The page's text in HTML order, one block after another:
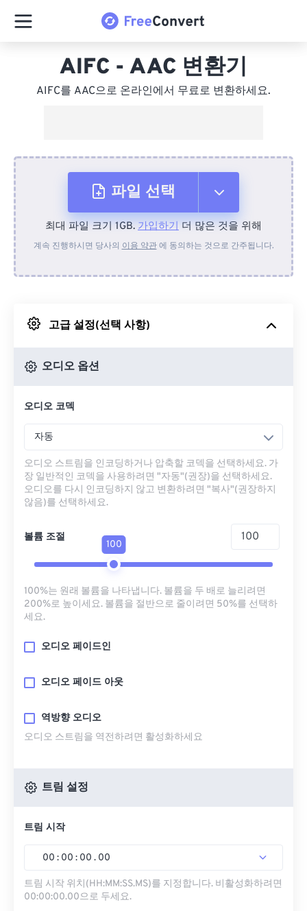
AIFC - AAC 변환기
AIFC를 AAC으로 온라인에서 무료로 변환하세요.
파일 선택
장치에서
Google 드라이브에서
최대 파일 크기 1GB. 가입하기 더 많은 것을 위해
계속 진행하시면 당사의 이용 약관에 동의하는 것으로 간주됩니다.
고급 설정(선택 사항)
오디오 옵션
오디오 코덱
자동
오디오 스트림을 인코딩하거나 압축할 코덱을 선택하세요. 가
장 일반적인 코덱을 사용하려면 "자동"(권장)을 선택하세요.
오디오를 다시 인코딩하지 않고 변환하려면 "복사"(권장하지
않음)를 선택하세요.
볼륨 조절
100
100%는 원래 볼륨을 나타냅니다. 볼륨을 두 배로 늘리려면
200%로 높이세요. 볼륨을 절반으로 줄이려면 50%를 선택하
세요.
오디오 페이드인
오디오 페이드 아웃
역방향 오디오
오디오 스트림을 역전하려면 활성화하세요
트림 설정
트림 시작
00 : 00 : 00 . 00
트림 시작 위치(HH:MM:SS.MS)를 지정합니다. 비활성화하려면
00:00:00.00으로 두세요.